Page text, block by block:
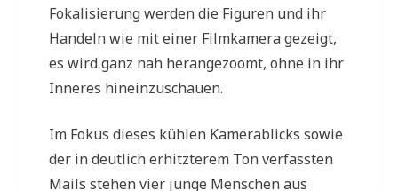
Fokalisierung werden die Figuren und ihr
Handeln wie mit einer Filmkamera gezeigt,
es wird ganz nah herangezoomt, ohne in ihr
Inneres hineinzuschauen.
Im Fokus dieses kühlen Kamerablicks sowie
der in deutlich erhitzterem Ton verfassten
Mails stehen vier junge Menschen aus